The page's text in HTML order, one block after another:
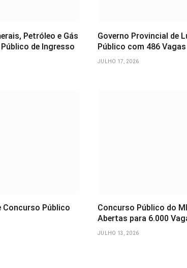
Petróleo e Gás
de Ingresso
Governo Provincial de
Público com 486 Vagas
JULHO 17, 2026
Concurso Público
Concurso Público do
Abertas para 6.000
JULHO 13, 2026